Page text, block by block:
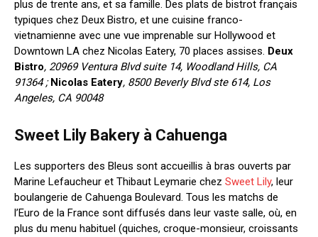
plus de trente ans, et sa famille. Des plats de bistrot français
typiques chez Deux Bistro, et une cuisine franco-
vietnamienne avec une vue imprenable sur Hollywood et
Downtown LA chez Nicolas Eatery, 70 places assises. Deux
Bistro, 20969 Ventura Blvd suite 14, Woodland Hills, CA
91364 ; Nicolas Eatery, 8500 Beverly Blvd ste 614, Los
Angeles, CA 90048
Sweet Lily Bakery à Cahuenga
Les supporters des Bleus sont accueillis à bras ouverts par
Marine Lefaucheur et Thibaut Leymarie chez Sweet Lily, leur
boulangerie de Cahuenga Boulevard. Tous les matchs de
l’Euro de la France sont diffusés dans leur vaste salle, où, en
plus du menu habituel (quiches, croque-monsieur, croissants